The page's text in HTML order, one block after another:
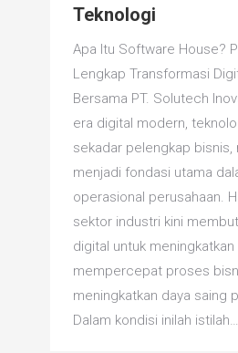
Teknologi
Apa Itu Software House?
Lengkap Transformasi
Bersama PT. Solutech
era digital modern,
sekadar pelengkap bisnis,
menjadi fondasi utama
operasional perusahaan.
sektor industri kini
digital untuk
mempercepat proses
meningkatkan daya saing
Dalam kondisi inilah istilah…